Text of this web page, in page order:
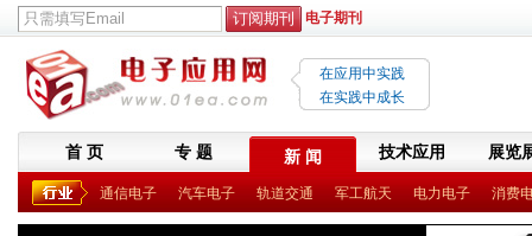
电子期刊
在应用中实践
在实践中成长
首 页 专 题 新 闻 技术应用 展览
通信电子 汽车电子 轨道交通 军工航天 电力电子 消费